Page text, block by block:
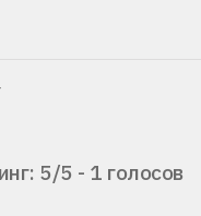
5/5 - 1 голосов